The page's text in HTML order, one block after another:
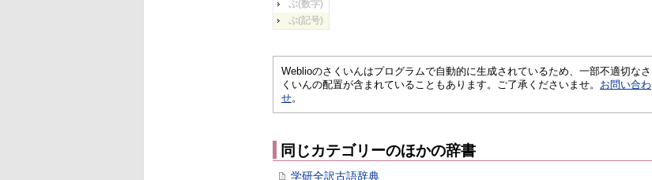
ぶ(数字)
ぶ(記号)
Weblioのさくいんはプログラムで自動的に生成されているため、一部不適切なさ
くいんの配置が含まれていることもあります。ご了承くださいませ。 お問い合わ
せ。
同じカテゴリーのほかの辞書
学研全訳古語辞典